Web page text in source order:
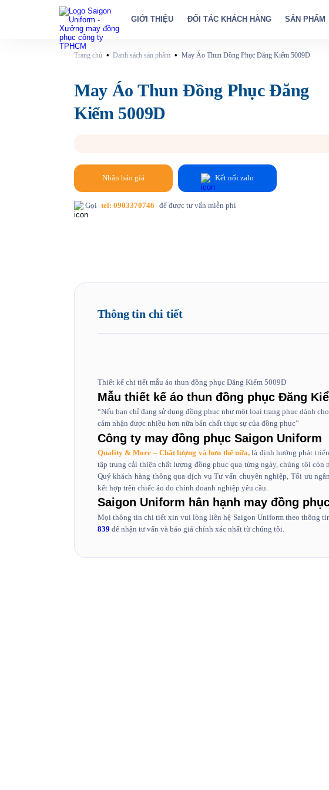
GIỚI THIỆU ĐỐI TÁC KHÁCH HÀNG SẢN PHẨM
Trang chủ • Danh sách sản phẩm • May Áo Thun Đồng Phục Đăng Kiểm 5009D
May Áo Thun Đồng Phục Đăng
Kiểm 5009D
Nhận báo giá Kết nối zalo
Gọi tel: 0903370746 để được tư vấn miễn phí
Thông tin chi tiết
Thiết kế chi tiết mẫu áo thun đồng phục Đăng Kiểm 5009D
Mẫu thiết kế áo thun đồng phục Đăng
“Nếu bạn chỉ đang sử dụng đồng phục như một loại trang phục dành
cảm nhận được nhiều hơn nữa bản chất thực sự của đồng phục”
Công ty may đồng phục Saigon Uniform
Quality & More – Chất lượng và hơn thế nữa,là định hướng phát
tập trung cải thiện chất lượng đồng phục qua từng ngày, chúng tôi
Quý khách hàng thông qua dịch vụ Tư vấn chuyên nghiệp, Tối ưu
kết hợp trên chiếc áo do chính doanh nghiệp yêu cầu.
Saigon Uniform hân hạnh may đồng
Mọi thông tin chi tiết xin vui lòng liên hệ Saigon Uniform theo thông
839 để nhận tư vấn và báo giá chính xác nhất từ chúng tôi.